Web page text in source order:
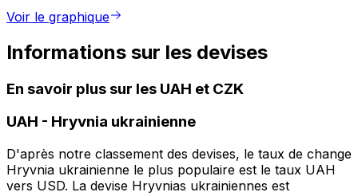
Voir le graphique
Informations sur les devises
En savoir plus sur les UAH et CZK
UAH - Hryvnia ukrainienne
D'après notre classement des devises, le taux de change
Hryvnia ukrainienne le plus populaire est le taux UAH
vers USD. La devise Hryvnias ukrainiennes est